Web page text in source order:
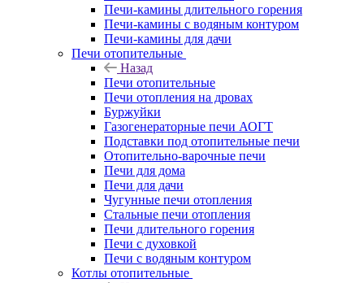
Печи-камины длительного горения
Печи-камины с водяным контуром
Печи-камины для дачи
Печи отопительные
Назад
Печи отопительные
Печи отопления на дровах
Буржуйки
Газогенераторные печи АОГТ
Подставки под отопительные печи
Отопительно-варочные печи
Печи для дома
Печи для дачи
Чугунные печи отопления
Стальные печи отопления
Печи длительного горения
Печи с духовкой
Печи с водяным контуром
Котлы отопительные